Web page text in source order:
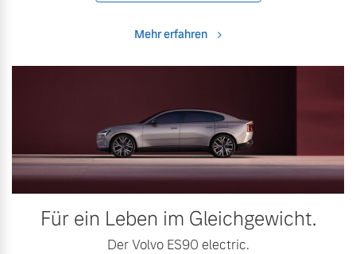
Mehr erfahren
Für ein Leben im Gleichgewicht.
Der Volvo ES90 electric.